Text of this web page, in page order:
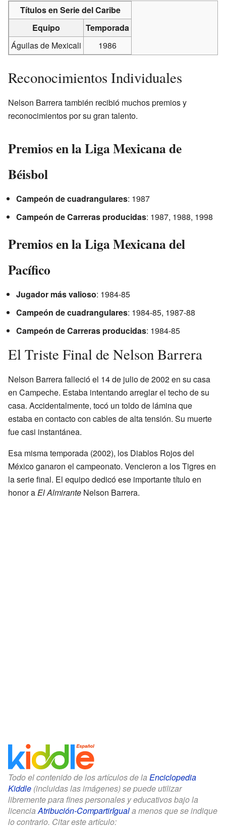
Títulos en Serie del Caribe
Equipo
Temporada
Águilas de Mexicali
1986
Reconocimientos Individuales
Nelson Barrera también recibió muchos premios y
reconocimientos por su gran talento.
Premios en la Liga Mexicana de
Béisbol
Campeón de cuadrangulares: 1987
Campeón de Carreras producidas: 1987, 1988, 1998
Premios en la Liga Mexicana del
Pacífico
Jugador más valioso: 1984-85
Campeón de cuadrangulares: 1984-85, 1987-88
Campeón de Carreras producidas: 1984-85
El Triste Final de Nelson Barrera
Nelson Barrera falleció el 14 de julio de 2002 en su casa
en Campeche. Estaba intentando arreglar el techo de su
casa. Accidentalmente, tocó un toldo de lámina que
estaba en contacto con cables de alta tensión. Su muerte
fue casi instantánea.
Esa misma temporada (2002), los Diablos Rojos del
México ganaron el campeonato. Vencieron a los Tigres en
la serie final. El equipo dedicó ese importante título en
honor aEl Almirante Nelson Barrera.
Todo el contenido de los artículos de la Enciclopedia
Kiddle (incluidas las imágenes) se puede utilizar
libremente para fines personales y educativos bajo la
licenciaAtribución-CompartirIguala menos que se indique
lo contrario. Citar este artículo: